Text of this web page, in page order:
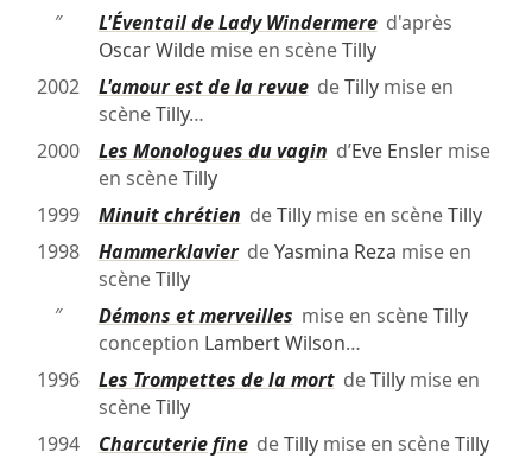
″
L'Éventail de Lady Windermered'après
Oscar Wildemise en scèneTilly
2002
L'amour est de la revuedeTillymise en
scèneTilly…
2000
Les Monologues du vagin d’Eve Enslermise
en scèneTilly
1999
Minuit chrétien deTillymise en scèneTilly
1998
HammerklavierdeYasmina Reza mise en
scèneTilly
″
Démons et merveilles mise en scèneTilly
conception Lambert Wilson…
1996
Les Trompettes de la mortdeTillymise en
scèneTilly
1994
Charcuterie finedeTillymise en scèneTilly